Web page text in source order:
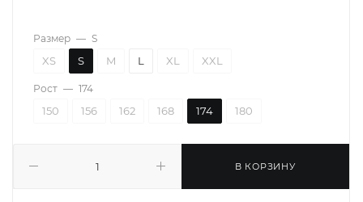
В КОРЗИНУ
Размер — S
XS S M L XL XXL
Рост — 174
150 156 162 168 174 180